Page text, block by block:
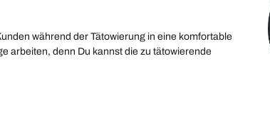
während der Tätowierung in eine komfortable
arbeiten, denn Du kannst die zu tätowierende